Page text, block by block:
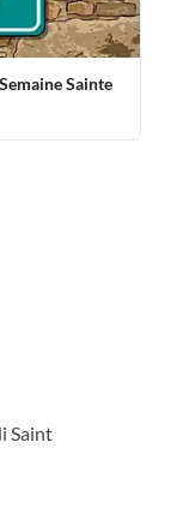
Sainte
Saint